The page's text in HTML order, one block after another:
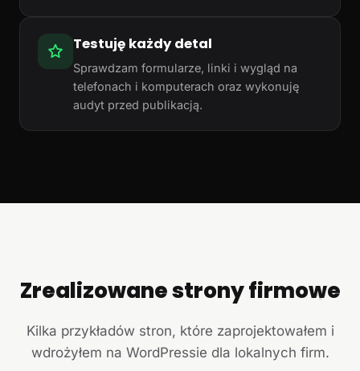
Testuję każdy detal
Sprawdzam formularze, linki i wygląd na
telefonach i komputerach oraz wykonuję
audyt przed publikacją.
+
Zrealizowane strony firmowe
Kilka przykładów stron, które zaprojektowałem i
wdrożyłem na WordPressie dla lokalnych firm.